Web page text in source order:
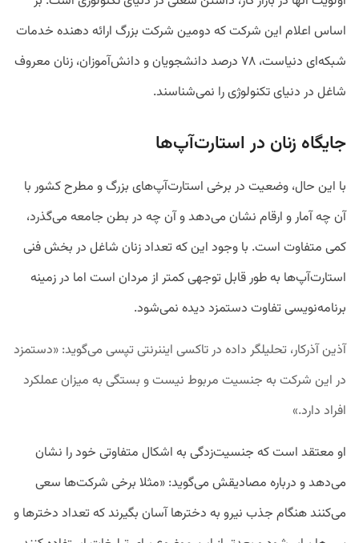
اساس اعلام این شرکت که دومین شرکت بزرگ ارائه دهنده خدمات
شبکه‌ای دنیاست، ۷۸ درصد دانشجویان و دانش‌آموزان، زنان معروف
شاغل در دنیای تکنولوژی را نمی‌شناسند.
جایگاه زنان در استارت‌آپ‌ها
با این حال، وضعیت در برخی استارت‌آپ‌های بزرگ و مطرح کشور با
آن چه آمار و ارقام نشان می‌دهد و آن چه در بطن جامعه می‌گذرد،
کمی متفاوت است. با وجود این که تعداد زنان شاغل در بخش فنی
استارت‌آپ‌ها به طور قابل توجهی کمتر از مردان است اما در زمینه
برنامه‌نویسی تفاوت دستمزد دیده نمی‌شود.
آذین آذرکار، تحلیلگر داده در تاکسی ایننرنتی تپسی می‌گوید: «دستمزد
در این شرکت به جنسیت مربوط نیست و بستگی به میزان عملکرد
افراد دارد.»
او معتقد است که جنسیت‌زدگی به اشکال متفاوتی خود را نشان
می‌دهد و درباره مصادیقش می‌گوید: «مثلا برخی شرکت‌ها سعی
می‌کنند هنگام جذب نیرو به دخترها آسان بگیرند که تعداد دخترها و